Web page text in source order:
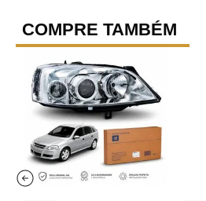
COMPRE TAMBÉM